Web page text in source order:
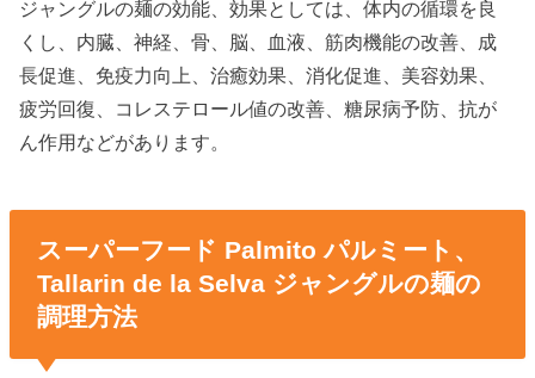
ジャングルの麺の効能、効果としては、体内の循環を良
くし、内臓、神経、骨、脳、血液、筋肉機能の改善、成
長促進、免疫力向上、治癒効果、消化促進、美容効果、
疲労回復、コレステロール値の改善、糖尿病予防、抗が
ん作用などがあります。
スーパーフード Palmito パルミート、
Tallarin de la Selva ジャングルの麺の
調理方法